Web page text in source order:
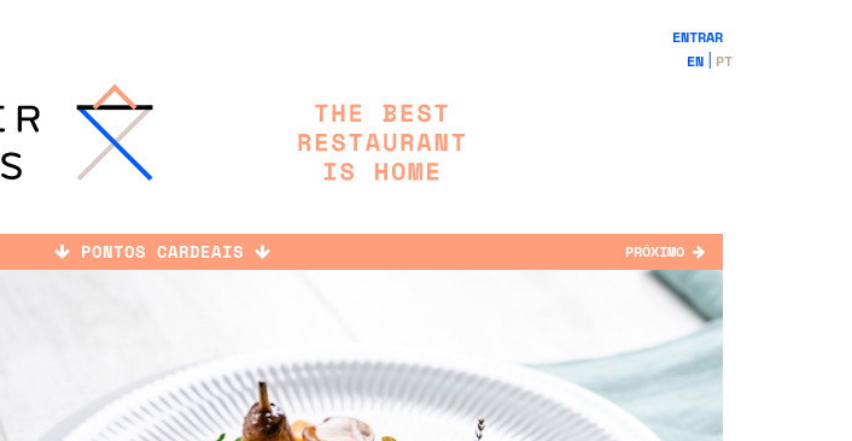
ENTRAR
EN
PT
PONTOS CARDEAIS PRÓXIMO